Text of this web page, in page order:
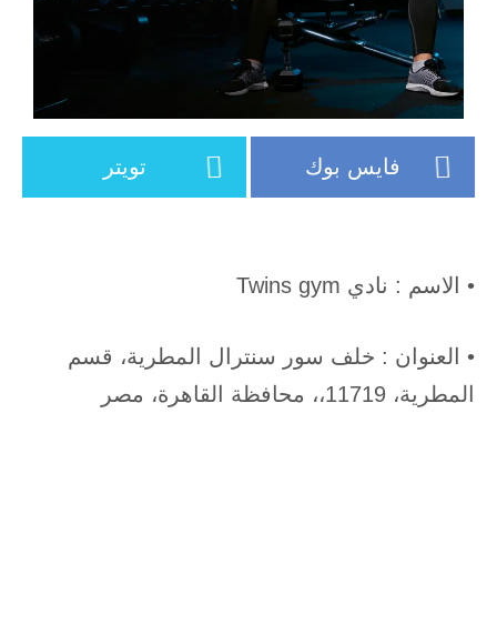
فايس بوك تويتر
• الاسم : نادي Twins gym
• العنوان : خلف سور سنترال المطرية، قسم
المطرية، 11719،، محافظة القاهرة‬، مصر